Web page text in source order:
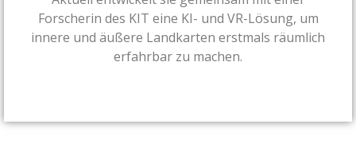
Forscherin des KIT eine KI- und VR-Lösung, um
innere und äußere Landkarten erstmals räumlich
erfahrbar zu machen.